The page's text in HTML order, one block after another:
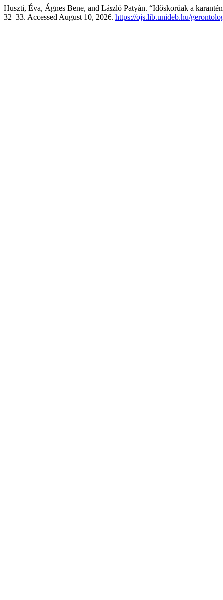
Huszti, Éva, Ágnes Bene, and László Patyán. “Időskorúak a
32–33. Accessed August 10, 2026. https://ojs.lib.unideb.hu/